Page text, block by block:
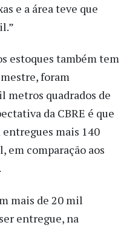
e a área teve que
estoques também tem
foram
metros quadrados de
da CBRE é que
mais 140
comparação aos
mais de 20 mil
entregue, na